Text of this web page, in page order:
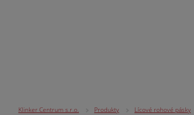
Klinker Centrum s.r.o. Produkty Lícové rohové pásky